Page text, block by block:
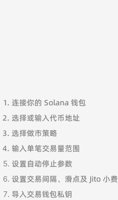
连接你的 Solana 钱包
选择或输入代币地址
选择做市策略
输入单笔交易量范围
设置自动停止参数
设置交易间隔、滑点及 Jito 小费
导入交易钱包私钥